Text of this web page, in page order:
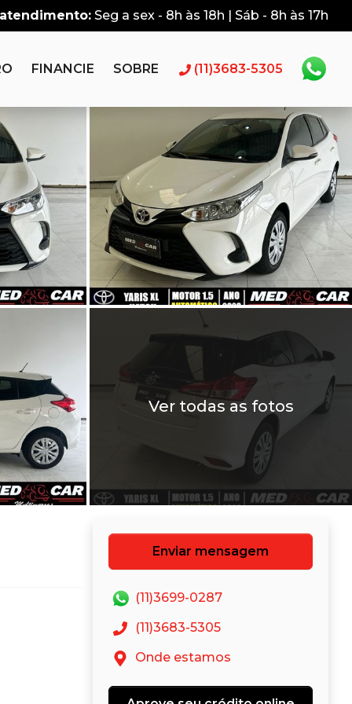
Seg a sex - 8h às 18h | Sáb - 8h às 17h
FINANCIE SOBRE (11)3683-5305
Ver todas as fotos
Enviar mensagem
(11)3699-0287
(11)3683-5305
Onde estamos